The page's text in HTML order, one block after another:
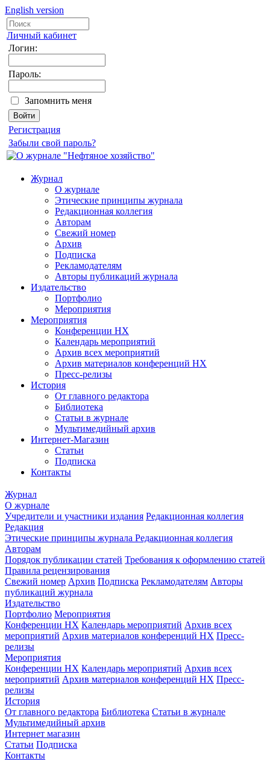
English version
Личный кабинет
Логин:
Пароль:
Запомнить меня
Регистрация
Забыли свой пароль?
Журнал
О журнале
Этические принципы журнала
Редакционная коллегия
Авторам
Свежий номер
Архив
Подписка
Рекламодателям
Авторы публикаций журнала
Издательство
Портфолио
Мероприятия
Мероприятия
Конференции НХ
Календарь мероприятий
Архив всех мероприятий
Архив материалов конференций НХ
Пресс-релизы
История
От главного редактора
Библиотека
Статьи в журнале
Мультимедийный архив
Интернет-Магазин
Статьи
Подписка
Контакты
Журнал
О журнале
Учредители и участники издания Редакционная коллегия
Редакция
Этические принципы журнала Редакционная коллегия
Авторам
Порядок публикации статей Требования к оформлению статей
Правила рецензирования
Свежий номер Архив Подписка Рекламодателям Авторы
публикаций журнала
Издательство
Портфолио Мероприятия
Конференции НХ Календарь мероприятий Архив всех
мероприятий Архив материалов конференций НХ Пресс-
релизы
Мероприятия
Конференции НХ Календарь мероприятий Архив всех
мероприятий Архив материалов конференций НХ Пресс-
релизы
История
От главного редактора Библиотека Статьи в журнале
Мультимедийный архив
Интернет магазин
Статьи Подписка
Контакты